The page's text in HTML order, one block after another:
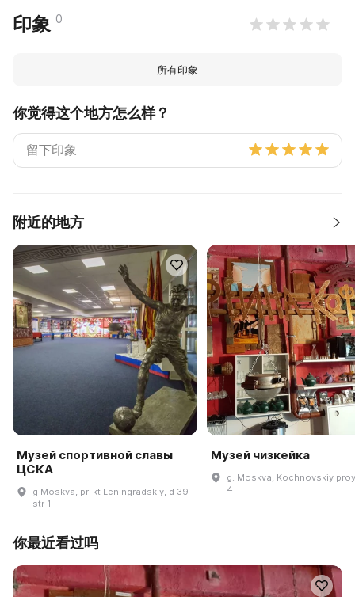
印象 0
所有印象
你觉得这个地方怎么样？
附近的地方
Музей спортивной славы
ЦСКА
g Moskva, pr-kt Leningradskiy, d 39
str 1
Музей чизкейка
g. Moskva, Kochnovskiy
4
你最近看过吗